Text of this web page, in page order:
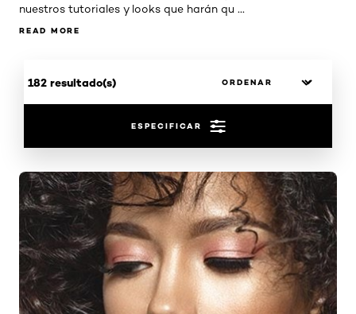
nuestros tutoriales y looks que harán qu ...
READ MORE
182 resultado(s)
ESPECIFICAR